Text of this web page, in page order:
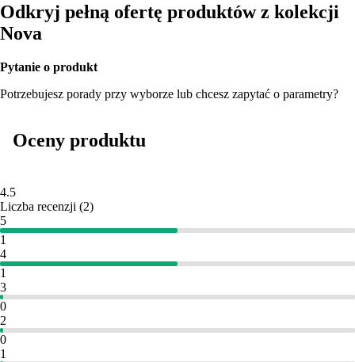
Odkryj pełną ofertę produktów z kolekcji
Nova
Pytanie o produkt
Potrzebujesz porady przy wyborze lub chcesz zapytać o parametry?
Oceny produktu
4.5
Liczba recenzji (2)
5
1
4
1
3
0
2
0
1